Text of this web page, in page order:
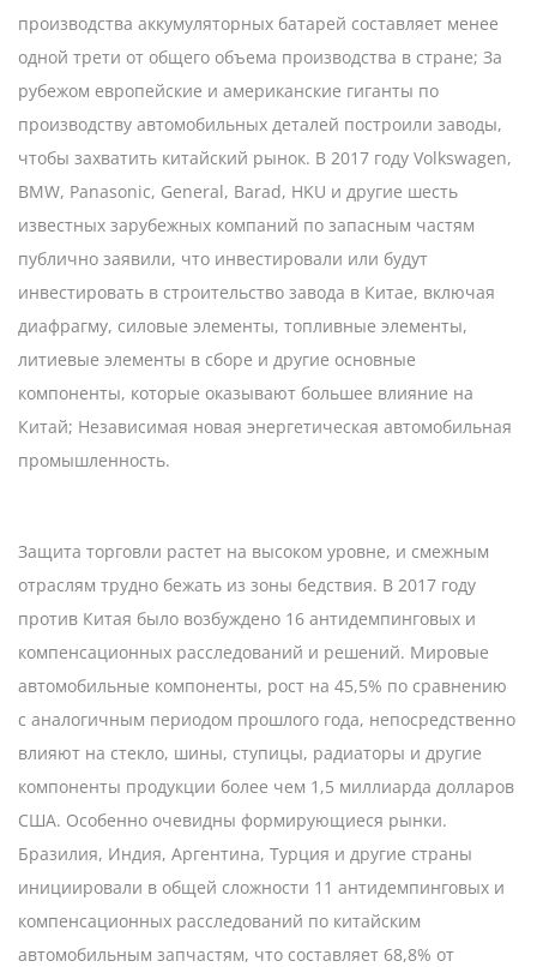
производства аккумуляторных батарей составляет менее
одной трети от общего объема производства в стране; За
рубежом европейские и американские гиганты по
производству автомобильных деталей построили заводы,
чтобы захватить китайский рынок. В 2017 году Volkswagen,
BMW, Panasonic, General, Barad, HKU и другие шесть
известных зарубежных компаний по запасным частям
публично заявили, что инвестировали или будут
инвестировать в строительство завода в Китае, включая
диафрагму, силовые элементы, топливные элементы,
литиевые элементы в сборе и другие основные
компоненты, которые оказывают большее влияние на
Китай; Независимая новая энергетическая автомобильная
промышленность.
Защита торговли растет на высоком уровне, и смежным
отраслям трудно бежать из зоны бедствия. В 2017 году
против Китая было возбуждено 16 антидемпинговых и
компенсационных расследований и решений. Мировые
автомобильные компоненты, рост на 45,5% по сравнению
с аналогичным периодом прошлого года, непосредственно
влияют на стекло, шины, ступицы, радиаторы и другие
компоненты продукции более чем 1,5 миллиарда долларов
США. Особенно очевидны формирующиеся рынки.
Бразилия, Индия, Аргентина, Турция и другие страны
инициировали в общей сложности 11 антидемпинговых и
компенсационных расследований по китайским
автомобильным запчастям, что составляет 68,8% от